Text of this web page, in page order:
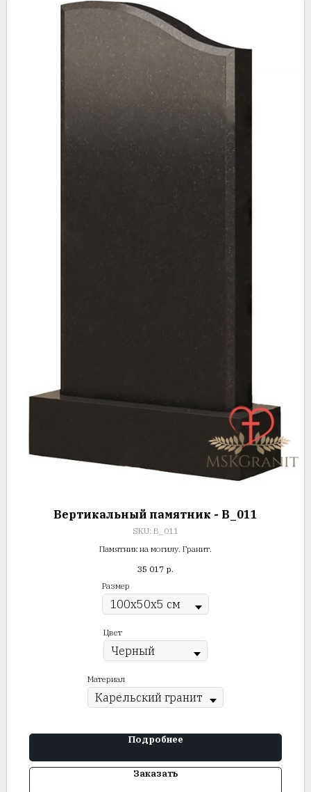
Вертикальный памятник - В_011
SKU: В_011
Памятник на могилу. Гранит.
35 017 р.
Размер
Цвет
Материал
Подробнее
Заказать